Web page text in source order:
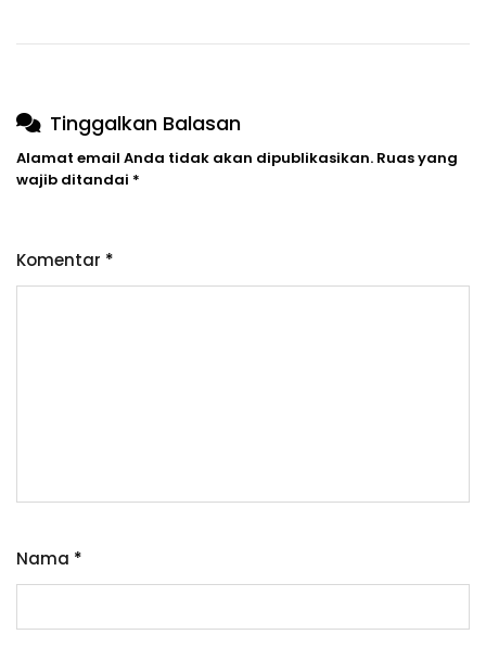
Tinggalkan Balasan
Alamat email Anda tidak akan dipublikasikan. Ruas yang
wajib ditandai *
Komentar *
Nama *